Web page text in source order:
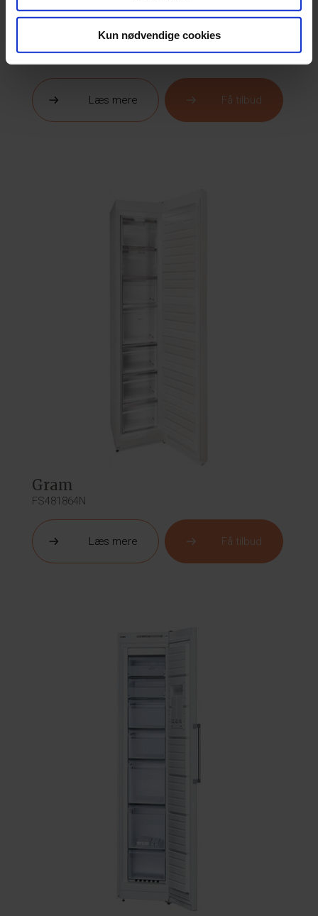
Kun nødvendige cookies
Husqvarna
Læs mere Få tilbud
Gram
FS481864N
Læs mere Få tilbud